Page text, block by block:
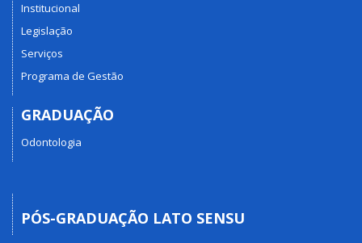
Institucional
Legislação
Serviços
Programa de Gestão
GRADUAÇÃO
Odontologia
PÓS-GRADUAÇÃO LATO SENSU